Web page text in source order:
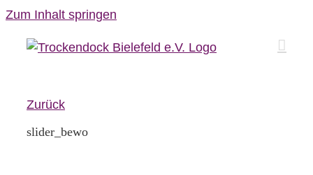
Zum Inhalt springen
Zurück
slider_bewo